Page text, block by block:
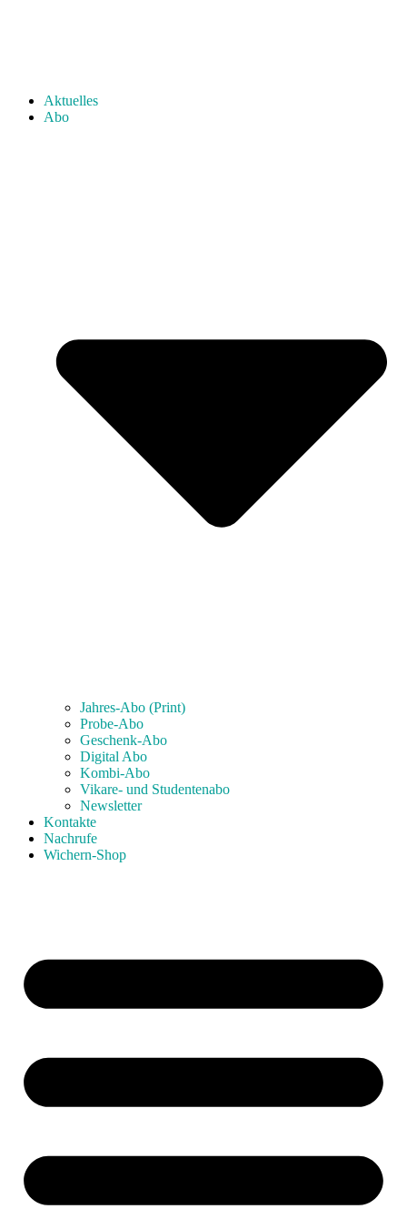
Aktuelles
Abo
Jahres-Abo (Print)
Probe-Abo
Geschenk-Abo
Digital Abo
Kombi-Abo
Vikare- und Studentenabo
Newsletter
Kontakte
Nachrufe
Wichern-Shop